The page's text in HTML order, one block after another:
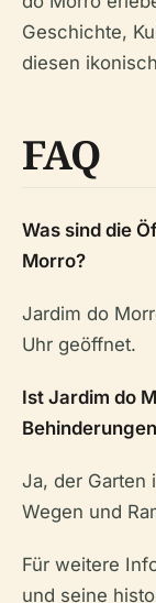
Geschichte,
diesen
FAQ
Was sind die
Morro?
Jardim do
Uhr geöffnet.
Ist Jardim do
Ja, der Garten
Wegen und
Für weitere
und seine